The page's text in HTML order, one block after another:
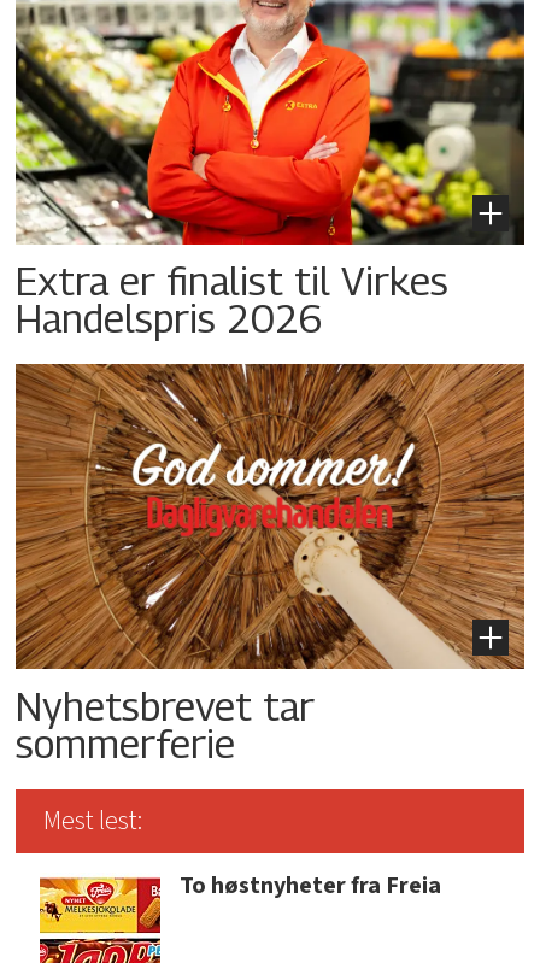
Extra er finalist til Virkes
Handelspris 2026
Nyhetsbrevet tar
sommerferie
Mest lest:
To høstnyheter fra Freia